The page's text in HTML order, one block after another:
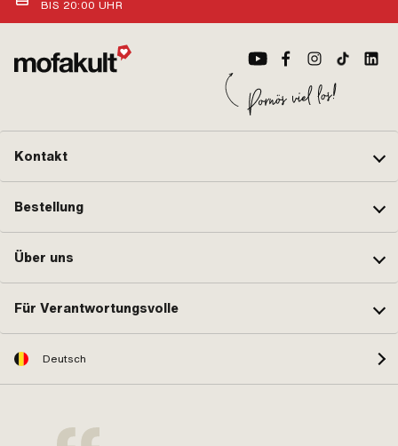
BIS 20:00 UHR
Kontakt
Bestellung
Über uns
Für Verantwortungsvolle
Deutsch